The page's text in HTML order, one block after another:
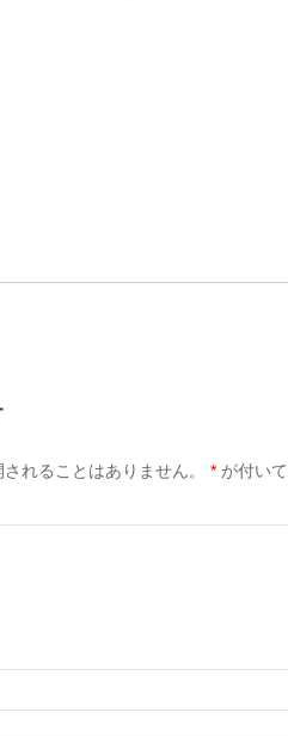
れることはありません。 * が付い